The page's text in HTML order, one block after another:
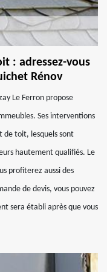
: adressez-vous
Rénov
Le Ferron propose
Ses interventions
de toit, lesquels sont
hautement qualifiés. Le
profiterez aussi des
de devis, vous pouvez
sera établi après que vous